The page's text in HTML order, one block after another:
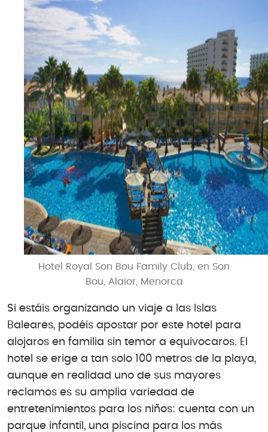
Hotel Royal Son Bou Family Club, en Son
Bou, Alaior, Menorca
Si estáis organizando un viaje a las Islas
Baleares, podéis apostar por este hotel para
alojaros en familia sin temor a equivocaros. El
hotel se erige a tan solo 100 metros de la playa,
aunque en realidad uno de sus mayores
reclamos es su amplia variedad de
entretenimientos para los niños: cuenta con un
parque infantil, una piscina para los más